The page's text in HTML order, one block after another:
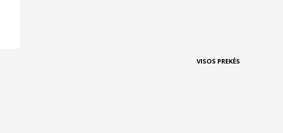
VISOS PREKĖS